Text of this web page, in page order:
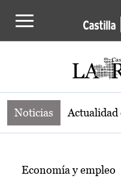
Noticias de la
Noticias Actualidad
Temas
Economía y empleo